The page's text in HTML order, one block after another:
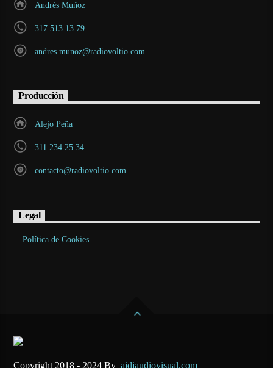
Andrés Muñoz
317 513 13 79
andres.munoz@radiovoltio.com
Producción
Alejo Peña
311 234 25 34
contacto@radiovoltio.com
Legal
Política de Cookies
Copyright 2018 - 2024 Byajdjaudiovisual.com